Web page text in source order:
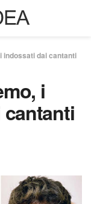
indossati dai cantanti
i